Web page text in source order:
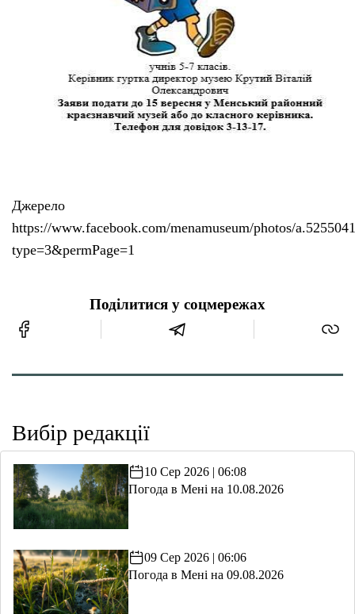
Джерело
https://www.facebook.com/menamuseum/photos/
type=3&permPage=1
Поділитися у соцмережах
Вибір редакції
10 Сер 2026 | 06:08
Погода в Мені на 10.08.2026
09 Сер 2026 | 06:06
Погода в Мені на 09.08.2026